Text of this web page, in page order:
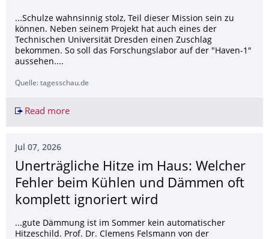
...Schulze wahnsinnig stolz, Teil dieser Mission sein zu
können. Neben seinem Projekt hat auch eines der
Technischen Universität Dresden einen Zuschlag
bekommen. So soll das Forschungslabor auf der "Haven-1"
aussehen....
Quelle: tagesschau.de
Read moreForscher aus Vorpommern bereiten Mission im
Jul 07, 2026
Unerträgliche Hitze im Haus: Welcher
Fehler beim Kühlen und Dämmen oft
komplett ignoriert wird
...gute Dämmung ist im Sommer kein automatischer
Hitzeschild. Prof. Dr. Clemens Felsmann von der